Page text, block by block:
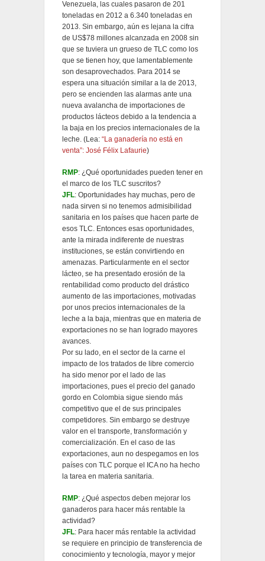
Venezuela, las cuales pasaron de 201
toneladas en 2012 a 6.340 toneladas en
2013. Sin embargo, aún es lejana la cifra
de US$78 millones alcanzada en 2008 sin
que se tuviera un grueso de TLC como los
que se tienen hoy, que lamentablemente
son desaprovechados. Para 2014 se
espera una situación similar a la de 2013,
pero se encienden las alarmas ante una
nueva avalancha de importaciones de
productos lácteos debido a la tendencia a
la baja en los precios internacionales de la
leche. (Lea: “La ganadería no está en
venta”: José Félix Lafaurie)
RMP: ¿Qué oportunidades pueden tener en
el marco de los TLC suscritos?
JFL: Oportunidades hay muchas, pero de
nada sirven si no tenemos admisibilidad
sanitaria en los países que hacen parte de
esos TLC. Entonces esas oportunidades,
ante la mirada indiferente de nuestras
instituciones, se están convirtiendo en
amenazas. Particularmente en el sector
lácteo, se ha presentado erosión de la
rentabilidad como producto del drástico
aumento de las importaciones, motivadas
por unos precios internacionales de la
leche a la baja, mientras que en materia de
exportaciones no se han logrado mayores
avances.
Por su lado, en el sector de la carne el
impacto de los tratados de libre comercio
ha sido menor por el lado de las
importaciones, pues el precio del ganado
gordo en Colombia sigue siendo más
competitivo que el de sus principales
competidores. Sin embargo se destruye
valor en el transporte, transformación y
comercialización. En el caso de las
exportaciones, aun no despegamos en los
países con TLC porque el ICA no ha hecho
la tarea en materia sanitaria.
RMP: ¿Qué aspectos deben mejorar los
ganaderos para hacer más rentable la
actividad?
JFL: Para hacer más rentable la actividad
se requiere en principio de transferencia de
conocimiento y tecnología, mayor y mejor